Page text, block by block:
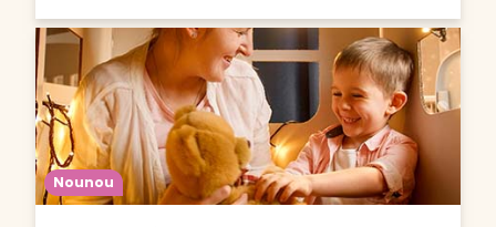
Nounou